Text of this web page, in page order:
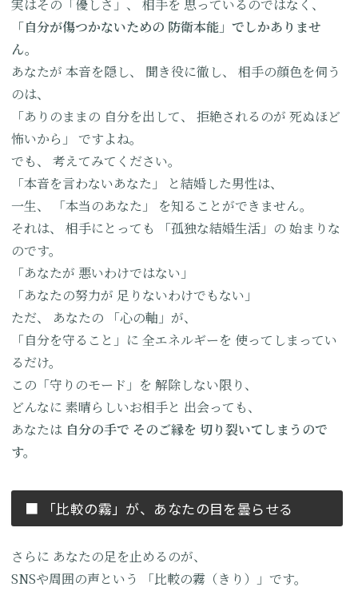
実はその「優しさ」、
相手を 思っているのではなく、
「自分が傷つかないための 防衛本能」でしかありませ
ん。
あなたが 本音を隠し、 聞き役に徹し、
相手の顔色を伺う
のは、
「ありのままの 自分を出して、 拒絶されるのが 死ぬほど
怖いから」
ですよね。
でも、
考えてみてください。
「本音を言わないあなた」
と結婚した男性は、
一生、
「本当のあなた」
を知ることができません。
それは、
相手にとっても 「孤独な結婚生活」の 始まりな
のです。
「あなたが 悪いわけではない」
「あなたの努力が 足りないわけでもない」
ただ、
あなたの
「心の軸」が、
「自分を守ること」に 全エネルギーを 使ってしまってい
るだけ。
この「守りのモード」を 解除しない限り、
どんなに 素晴らしいお相手と 出会っても、
あなたは 自分の手で そのご縁を 切り裂いてしまうので
す。
■ 「比較の霧」が、 あなたの目を曇らせる
さらに あなたの足を止めるのが、
SNSや周囲の声という
「比較の霧（きり）」です。